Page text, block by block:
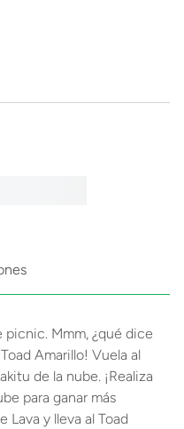
Mmm, ¿qué dice
Amarillo! Vuela al
de la nube. ¡Realiza
para ganar más
Lava y lleva al Toad